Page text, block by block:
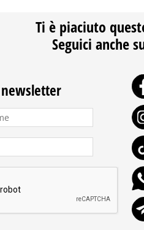
Ti è piaciuto
Seguici anche